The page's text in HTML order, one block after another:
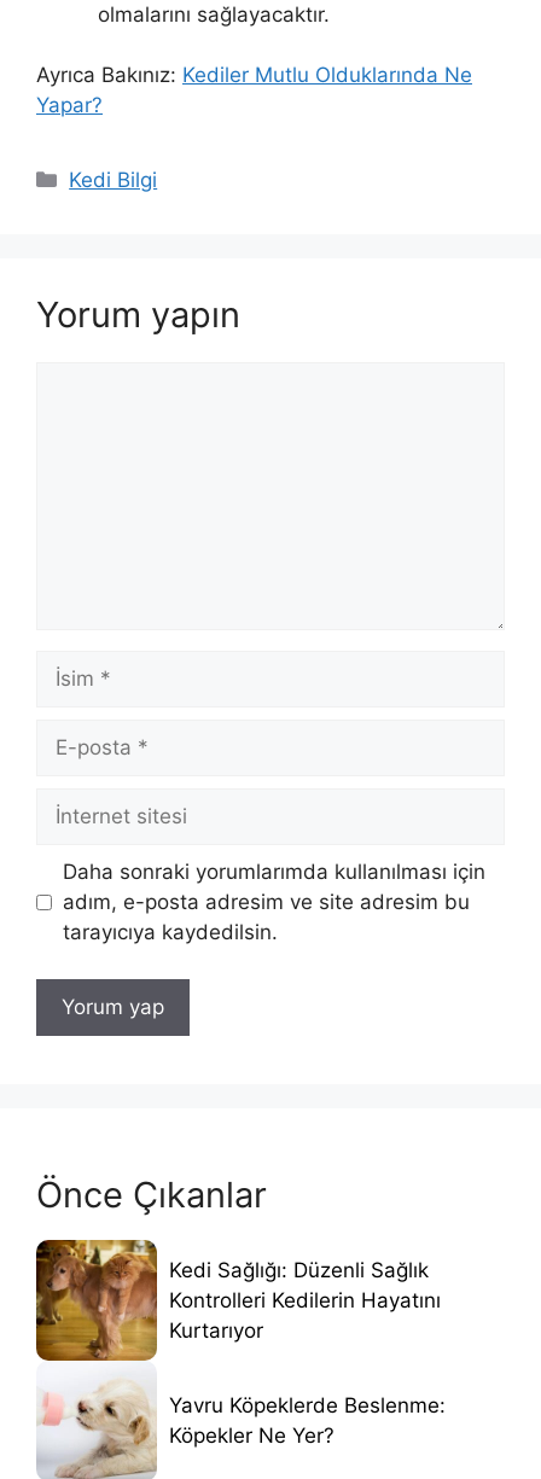
olmalarını sağlayacaktır.
Ayrıca Bakınız: Kediler Mutlu Olduklarında Ne
Yapar?
Kategoriler
Kedi Bilgi
Yorum yapın
İsim
posta
İnternet
Daha sonraki yorumlarımda kullanılması için
adım, e-posta adresim ve site adresim bu
tarayıcıya kaydedilsin.
Önce Çıkanlar
Kedi Sağlığı: Düzenli Sağlık
Kontrolleri Kedilerin Hayatını
Kurtarıyor
Yavru Köpeklerde Beslenme:
Köpekler Ne Yer?